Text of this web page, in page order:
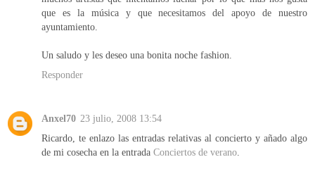
que es la música y que necesitamos del apoyo de nuestro
ayuntamiento.
Un saludo y les deseo una bonita noche fashion.
Responder
Anxel70 23 julio, 2008 13:54
Ricardo, te enlazo las entradas relativas al concierto y añado algo
de mi cosecha en la entrada Conciertos de verano